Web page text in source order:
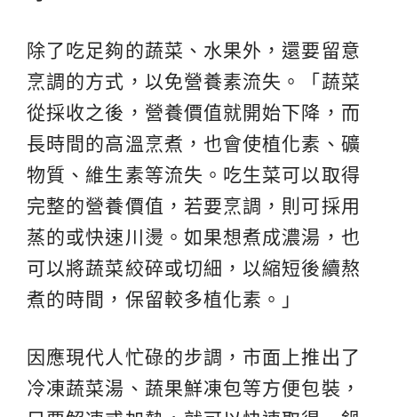
除了吃足夠的蔬菜、水果外，還要留意
烹調的方式，以免營養素流失。「蔬菜
從採收之後，營養價值就開始下降，而
長時間的高溫烹煮，也會使植化素、礦
物質、維生素等流失。吃生菜可以取得
完整的營養價值，若要烹調，則可採用
蒸的或快速川燙。如果想煮成濃湯，也
可以將蔬菜絞碎或切細，以縮短後續熬
煮的時間，保留較多植化素。」
因應現代人忙碌的步調，市面上推出了
冷凍蔬菜湯、蔬果鮮凍包等方便包裝，